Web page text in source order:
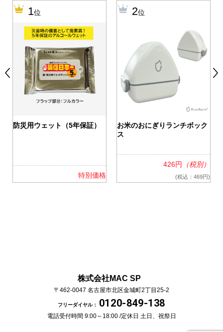
1位
防災用ウェット（5年保証）
特別価格
2位
お米のおにぎりランチボック
ス
426円 （税別）
(税込：469円)
株式会社MAC SP
〒462-0047 名古屋市北区金城町2丁目25-2
フリーダイヤル： 0120-849-138
電話受付時間 9:00～18:00 /定休日 土日、祝祭日